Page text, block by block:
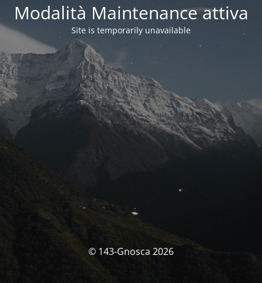
Modalità Maintenance attiva
Site is temporarily unavailable
© 143-Gnosca 2026